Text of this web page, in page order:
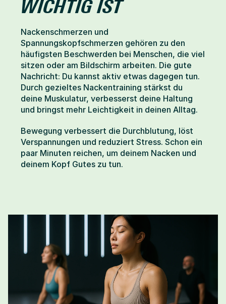
WICHTIG IST
Nackenschmerzen und
Spannungskopfschmerzen gehören zu den
häufigsten Beschwerden bei Menschen, die viel
sitzen oder am Bildschirm arbeiten. Die gute
Nachricht: Du kannst aktiv etwas dagegen tun.
Durch gezieltes Nackentraining stärkst du
deine Muskulatur, verbesserst deine Haltung
und bringst mehr Leichtigkeit in deinen Alltag.
Bewegung verbessert die Durchblutung, löst
Verspannungen und reduziert Stress. Schon ein
paar Minuten reichen, um deinem Nacken und
deinem Kopf Gutes zu tun.